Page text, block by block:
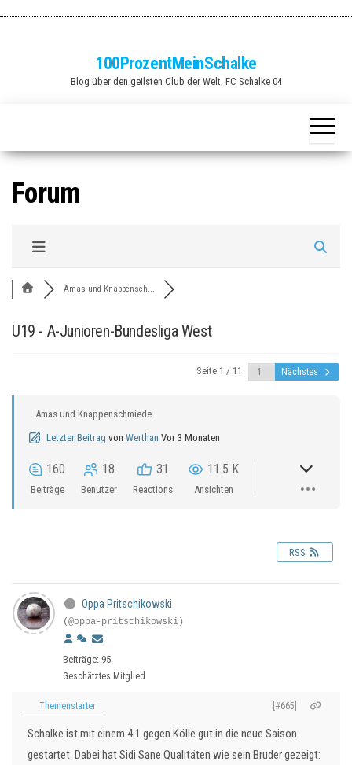
100ProzentMeinSchalke
Blog über den geilsten Club der Welt, FC Schalke 04
Forum
Amas und Knappensch...
U19 - A-Junioren-Bundesliga West
Seite 1 / 11 Nächstes
Amas und Knappenschmiede
Letzter Beitrag von Werthan Vor 3 Monaten
160
Beiträge
18
Benutzer
31
Reactions
11.5 K
Ansichten
RSS
Oppa Pritschikowski
(@oppa-pritschikowski)
Beiträge: 95
Geschätztes Mitglied
Themenstarter [#665]
Schalke ist mit einem 4:1 gegen Kölle gut in die neue Saison
gestartet. Dabei hat Sidi Sane Qualitäten wie sein Bruder gezeigt: